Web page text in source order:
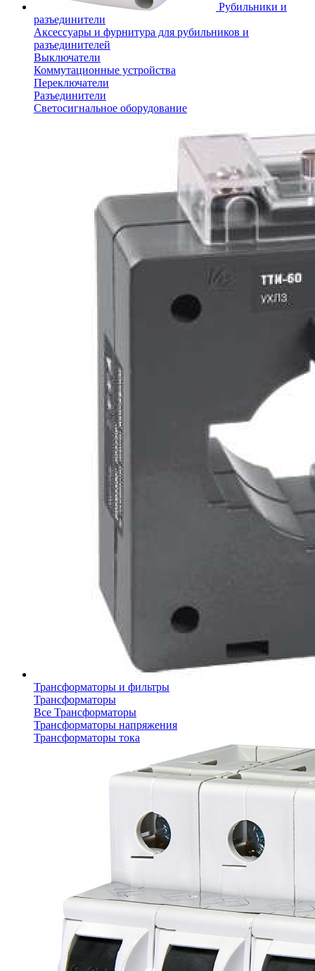
Рубильники и
разъединители
Аксессуары и фурнитура для рубильников и
разъединителей
Выключатели
Коммутационные устройства
Переключатели
Разъединители
Светосигнальное оборудование
Трансформаторы и фильтры
Трансформаторы
Все Трансформаторы
Трансформаторы напряжения
Трансформаторы тока